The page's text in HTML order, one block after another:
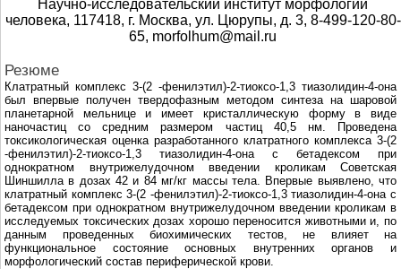
Научно-исследовательский институт морфологии
человека, 117418, г. Москва, ул. Цюрупы, д. 3, 8-499-120-80-
65, morfolhum@mail.ru
Резюме
Клатратный комплекс 3-(2 -фенилэтил)-2-тиоксо-1,3 тиазолидин-4-она
был впервые получен твeрдофазным методом синтеза на шаровой
планетарной мельнице и имеет кристаллическую форму в виде
наночастиц со средним размером частиц 40,5 нм. Проведена
токсикологическая оценка разработанного клатратного комплекса 3-(2
-фенилэтил)-2-тиоксо-1,3 тиазолидин-4-она с бетадексом при
однократном внутрижелудочном введении кроликам Советская
Шиншилла в дозах 42 и 84 мг/кг массы тела. Впервые выявлено, что
клатратный комплекс 3-(2 -фенилэтил)-2-тиоксо-1,3 тиазолидин-4-она с
бетадексом при однократном внутрижелудочном введении кроликам в
исследуемых токсических дозах хорошо переносится животными и, по
данным проведенных биохимических тестов, не влияет на
функциональное состояние основных внутренних органов и
морфологический состав периферической крови.